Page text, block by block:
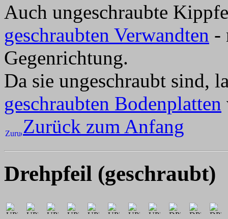
Auch ungeschraubte
geschraubten Verwandten -
Gegenrichtung.
Da sie ungeschraubt sind,
geschraubten Bodenplatten
Zurück zum Anfang
Drehpfeil (geschraubt)